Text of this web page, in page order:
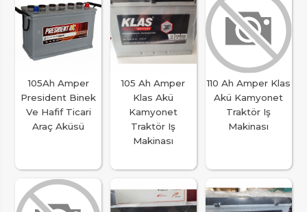
105Ah Amper
President Binek
Ve Hafif Ticari
Araç Aküsü
105 Ah Amper
Klas Akü
Kamyonet
Traktör Iş
Makinası
110 Ah Amper Klas
Akü Kamyonet
Traktör Iş
Makinası